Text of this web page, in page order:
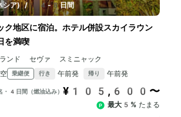
シア) / 4-8日間
ク地区に宿泊。ホテル併設スカイラウン
を満喫
ランド セヴァ スミニャック
乗継便 行き 午前発 帰り 午前発
4日間（燃油込み） ¥105,600〜
最大5% たまる